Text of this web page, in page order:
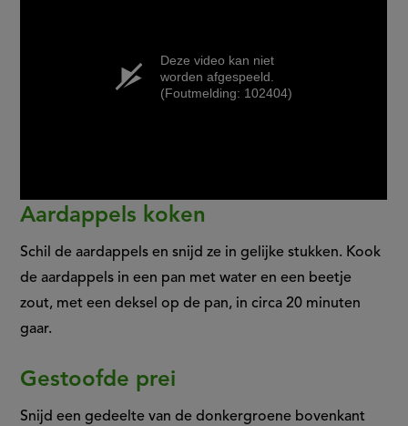
Deze video kan niet
worden afgespeeld.
(Foutmelding: 102404)
Aardappels koken
Schil de aardappels en snijd ze in gelijke stukken. Kook
de aardappels in een pan met water en een beetje
zout, met een deksel op de pan, in circa 20 minuten
gaar.
Gestoofde prei
Snijd een gedeelte van de donkergroene bovenkant